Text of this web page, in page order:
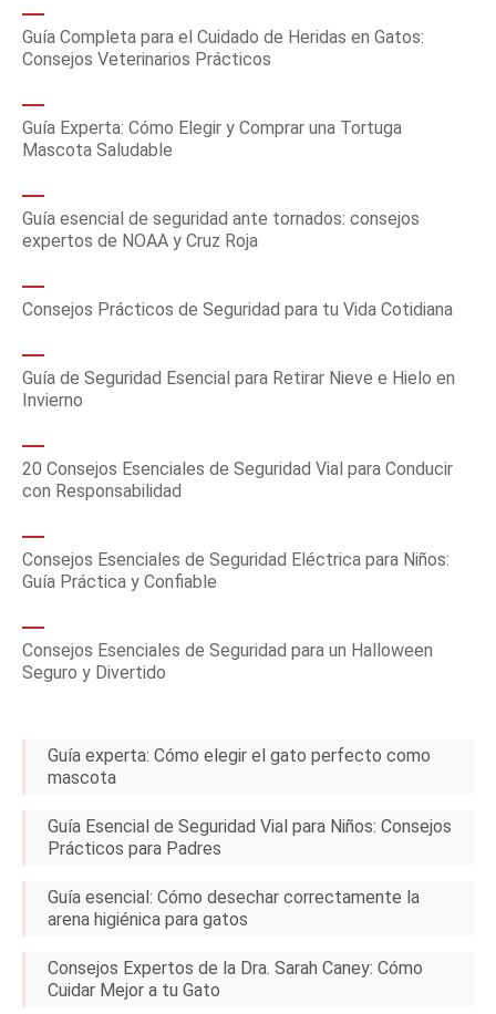
Guía Completa para el Cuidado de Heridas en Gatos:
Consejos Veterinarios Prácticos
Guía Experta: Cómo Elegir y Comprar una Tortuga
Mascota Saludable
Guía esencial de seguridad ante tornados: consejos
expertos de NOAA y Cruz Roja
Consejos Prácticos de Seguridad para tu Vida Cotidiana
Guía de Seguridad Esencial para Retirar Nieve e Hielo en
Invierno
20 Consejos Esenciales de Seguridad Vial para Conducir
con Responsabilidad
Consejos Esenciales de Seguridad Eléctrica para Niños:
Guía Práctica y Confiable
Consejos Esenciales de Seguridad para un Halloween
Seguro y Divertido
Guía experta: Cómo elegir el gato perfecto como
mascota
Guía Esencial de Seguridad Vial para Niños: Consejos
Prácticos para Padres
Guía esencial: Cómo desechar correctamente la
arena higiénica para gatos
Consejos Expertos de la Dra. Sarah Caney: Cómo
Cuidar Mejor a tu Gato